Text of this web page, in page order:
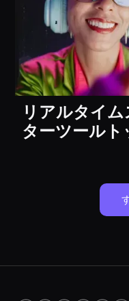
リアルタイ
ターツールト